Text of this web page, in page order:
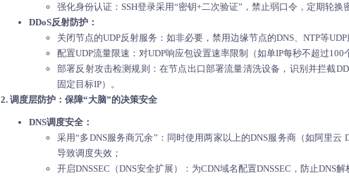
强化身份认证：SSH登录采用“密钥+二次验证”，禁止弱口令，定期轮换
DDoS反射防护：
关闭节点的UDP反射服务：如非必要，禁用边缘节点的DNS、NTP等UDP
配置UDP流量限速：对UDP响应包设置速率限制（如单IP每秒不超过100
部署反射攻击检测规则：在节点出口部署流量清洗设备，识别并拦截
固定目标IP）。
2. 调度层防护：保障“大脑”的决策安全
DNS调度安全：
采用“多DNS服务商冗余”：同时使用两家以上的DNS服务商（如阿里云
导致调度失效；
开启DNSSEC（DNS安全扩展）：为CDN域名配置DNSSEC，防止DNS